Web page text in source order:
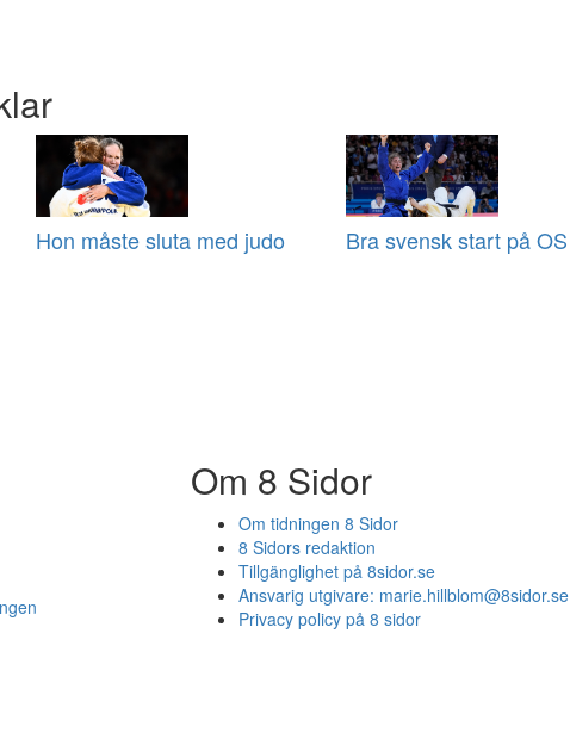
Hon måste sluta med judo Bra svensk start på OS
Om 8 Sidor
Om tidningen 8 Sidor
8 Sidors redaktion
Tillgänglighet på 8sidor.se
Ansvarig utgivare: marie.hillblom@8sidor.se
Privacy policy på 8 sidor